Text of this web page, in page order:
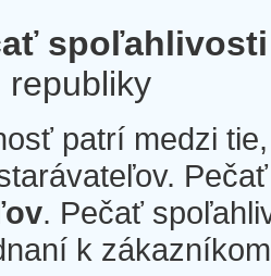
spoľahlivosti
republiky
patrí medzi
. Pečať
k